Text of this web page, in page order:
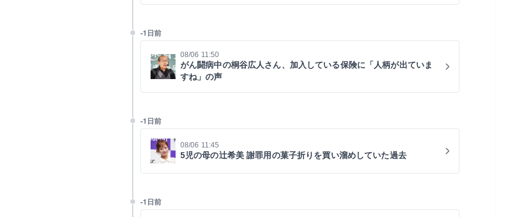
-1日前
08/06 11:50
がん闘病中の桐谷広人さん、加入している保険に「人柄が出ていま
すね」の声
-1日前
08/06 11:45
5児の母の辻希美 謝罪用の菓子折りを買い溜めしていた過去
-1日前